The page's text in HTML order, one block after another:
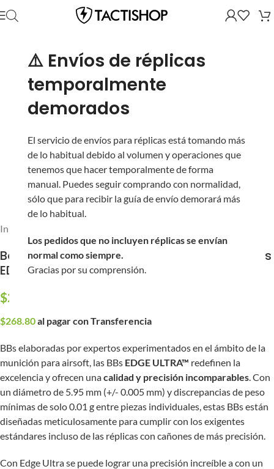
⚠️ Envíos de réplicas
temporalmente
demorados
El servicio de envíos para réplicas está tomando más
de lo habitual debido al volumen y operaciones que
tenemos que hacer temporalmente de forma
manual. Puedes seguir comprando con normalidad,
sólo que para recibir la guía de envío demorará más
de lo habitual.
Los pedidos que no incluyen réplicas se envían
normal como siempre.
Gracias por su comprensión.
Inicio
Bote con 2700 BBs de Precisión Specna Arms
EDGE ULTRA™ (Peso: 0.28 g)
$280.00
$268.80al pagar con Transferencia
BBs elaboradas por expertos experimentados en el ámbito de la
munición para airsoft, las BBs EDGE ULTRA™ redefinen la
excelencia y ofrecen unacalidad y precisión incomparables. Con
un diámetro de 5.95 mm (+/- 0.005 mm) y discrepancias de peso
mínimas de solo 0.01 g entre piezas individuales, estas BBs están
diseñadas meticulosamente para cumplir con los exigentes
estándares incluso de las réplicas con cañones de más precisión.
Con Edge Ultra se puede lograr una precisión increíble a con un